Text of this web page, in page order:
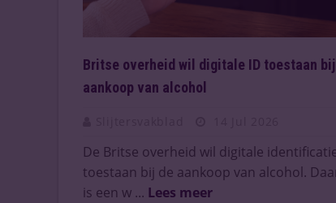
Britse overheid wil digitale ID toestaan bij
aankoop van alcohol
De Britse overheid wil digitale
toestaan bij de aankoop van alcohol.
is een w ... Lees meer